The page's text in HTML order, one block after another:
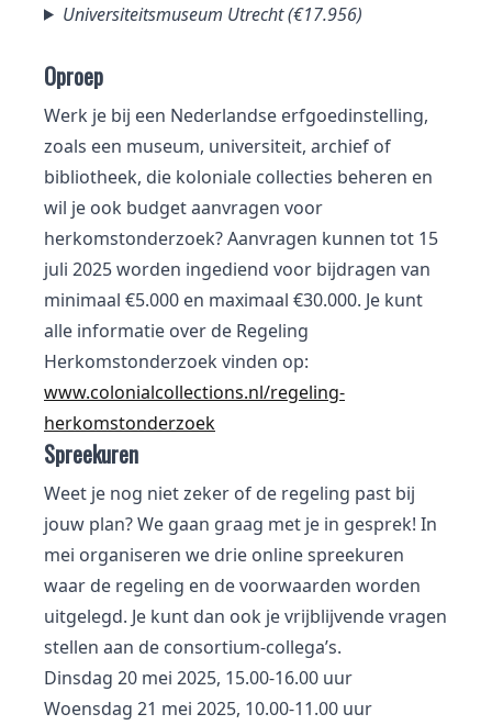
Universiteitsmuseum Utrecht (€17.956)
Oproep
Werk je bij een Nederlandse erfgoedinstelling,
zoals een museum, universiteit, archief of
bibliotheek, die koloniale collecties beheren en
wil je ook budget aanvragen voor
herkomstonderzoek? Aanvragen kunnen tot 15
juli 2025 worden ingediend voor bijdragen van
minimaal €5.000 en maximaal €30.000. Je kunt
alle informatie over de Regeling
Herkomstonderzoek vinden op:
www.colonialcollections.nl/regeling-
herkomstonderzoek
Spreekuren
Weet je nog niet zeker of de regeling past bij
jouw plan? We gaan graag met je in gesprek! In
mei organiseren we drie online spreekuren
waar de regeling en de voorwaarden worden
uitgelegd. Je kunt dan ook je vrijblijvende vragen
stellen aan de consortium-collega’s.
Dinsdag 20 mei 2025, 15.00-16.00 uur
Woensdag 21 mei 2025, 10.00-11.00 uur